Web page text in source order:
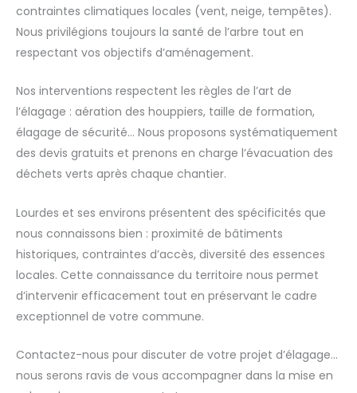
contraintes climatiques locales (vent, neige, tempêtes).
Nous privilégions toujours la santé de l’arbre tout en
respectant vos objectifs d’aménagement.
Nos interventions respectent les règles de l’art de
l’élagage : aération des houppiers, taille de formation,
élagage de sécurité… Nous proposons systématiquement
des devis gratuits et prenons en charge l’évacuation des
déchets verts après chaque chantier.
Lourdes et ses environs présentent des spécificités que
nous connaissons bien : proximité de bâtiments
historiques, contraintes d’accès, diversité des essences
locales. Cette connaissance du territoire nous permet
d’intervenir efficacement tout en préservant le cadre
exceptionnel de votre commune.
Contactez-nous pour discuter de votre projet d’élagage…
nous serons ravis de vous accompagner dans la mise en